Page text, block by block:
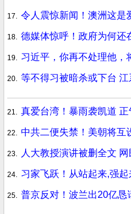
17. 令人震惊新闻！澳洲这是
18. 德媒体惊呼！政府为何还
19. 习近平，你再不处理他，
20. 等不得习被暗杀或下台
21. 真爱台湾！暴雨袭凯道
22. 中共二便失禁！美朝将互
23. 人大教授演讲被删全文
24. 习家飞跃！从站起来,强
25. 普京反对！波兰出20亿恳